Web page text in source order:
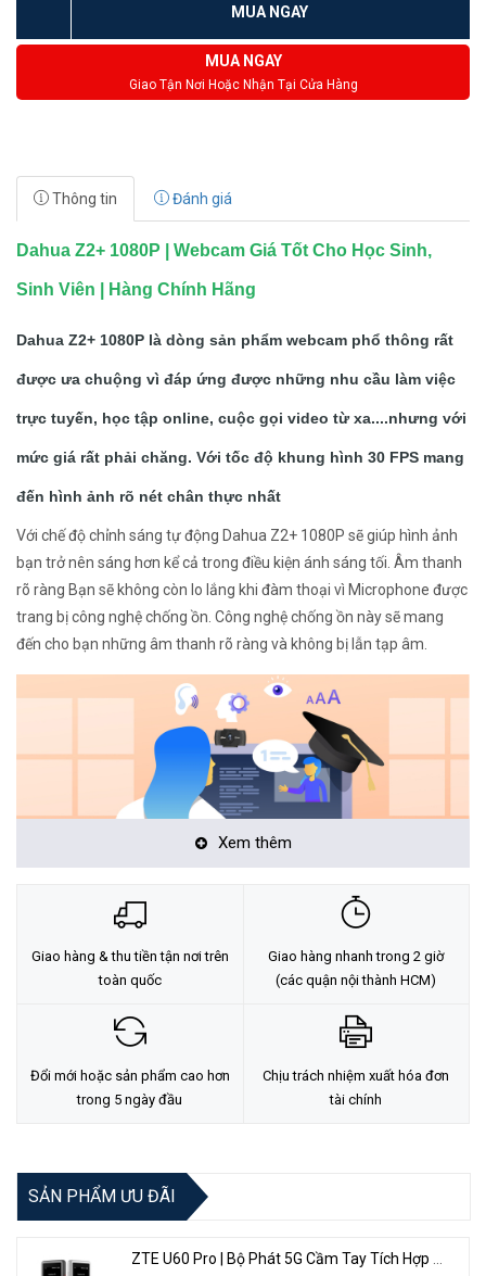
MUA NGAY
MUA NGAY
Giao Tận Nơi Hoặc Nhận Tại Cửa Hàng
Thông tin Đánh giá
Dahua Z2+ 1080P | Webcam Giá Tốt Cho Học Sinh,
Sinh Viên | Hàng Chính Hãng
Dahua Z2+ 1080P là dòng sản phẩm webcam phổ thông rất
được ưa chuộng vì đáp ứng được những nhu cầu làm việc
trực tuyến, học tập online, cuộc gọi video từ xa....nhưng với
mức giá rất phải chăng. Với tốc độ khung hình 30 FPS mang
đến hình ảnh rõ nét chân thực nhất
Với chế độ chỉnh sáng tự động Dahua Z2+ 1080P sẽ giúp hình ảnh
bạn trở nên sáng hơn kể cả trong điều kiện ánh sáng tối. Âm thanh
rõ ràng Bạn sẽ không còn lo lắng khi đàm thoại vì Microphone được
trang bị công nghệ chống ồn. Công nghệ chống ồn này sẽ mang
đến cho bạn những âm thanh rõ ràng và không bị lẫn tạp âm.
ảnh tươi sáng với những âm thanh rõ ràng dưới sự trợ giúp
của công nghệ Fluid Crystal.
Nhà sản xuất
Độ phân giải
Xem thêm
Giao hàng & thu tiền tận nơi trên
toàn quốc
Giao hàng nhanh trong 2 giờ
(các quận nội thành HCM)
Đổi mới hoặc sản phẩm cao hơn
trong 5 ngày đầu
Chịu trách nhiệm xuất hóa đơn
tài chính
SẢN PHẨM ƯU ĐÃI
ZTE U60 Pro | Bộ Phát 5G Cầm Tay Tích Hợp Công Nghệ WiFi 7, Pin 10000mAh